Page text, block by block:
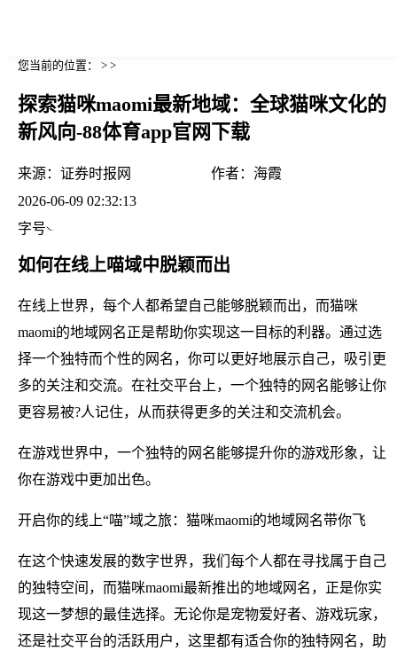
您当前的位置： > >
探索猫咪maomi最新地域：全球猫咪文化的
新风向-88体育app官网下载
来源： 证券时报网 作者： 海霞
2026-06-09 02:32:13
字号
如何在线上喵域中脱颖而出
在线上世界，每个人都希望自己能够脱颖而出，而猫咪
maomi的地域网名正是帮助你实现这一目标的利器。通过选
择一个独特而个性的网名，你可以更好地展示自己，吸引更
多的关注和交流。在社交平台上，一个独特的网名能够让你
更容易被?人记住，从而获得更多的关注和交流机会。
在游戏世界中，一个独特的网名能够提升你的游戏形象，让
你在游戏中更加出色。
开启你的线上“喵”域之旅：猫咪maomi的地域网名带你飞
在这个快速发展的数字世界，我们每个人都在寻找属于自己
的独特空间，而猫咪maomi最新推出的地域网名，正是你实
现这一梦想的最佳选择。无论你是宠物爱好者、游戏玩家，
还是社交平台的活跃用户，这里都有适合你的独特网名，助